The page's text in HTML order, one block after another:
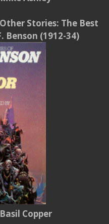
Stories: The Best
Benson (1912-34)
Copper